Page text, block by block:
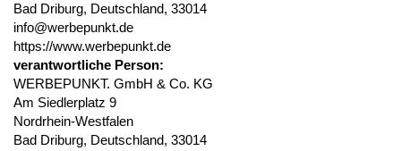
Bad Driburg, Deutschland, 33014
info@werbepunkt.de
https://www.werbepunkt.de
verantwortliche Person:
WERBEPUNKT. GmbH & Co. KG
Am Siedlerplatz 9
Nordrhein-Westfalen
Bad Driburg, Deutschland, 33014